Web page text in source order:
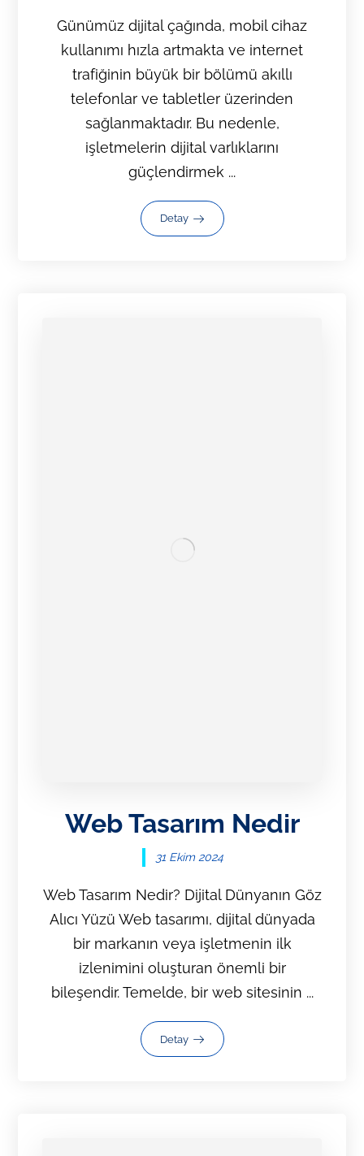
Günümüz dijital çağında, mobil cihaz
kullanımı hızla artmakta ve internet
trafiğinin büyük bir bölümü akıllı
telefonlar ve tabletler üzerinden
sağlanmaktadır. Bu nedenle,
işletmelerin dijital varlıklarını
güçlendirmek ...
Detay
Web Tasarım Nedir
31 Ekim 2024
Web Tasarım Nedir? Dijital Dünyanın Göz
Alıcı Yüzü Web tasarımı, dijital dünyada
bir markanın veya işletmenin ilk
izlenimini oluşturan önemli bir
bileşendir. Temelde, bir web sitesinin ...
Detay